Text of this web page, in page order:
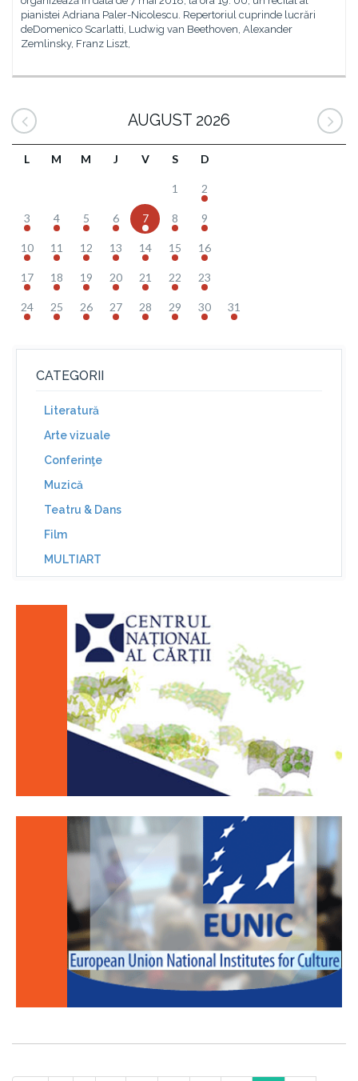
pianistei Adriana Paler-Nicolescu. Repertoriul cuprinde lucrări
deDomenico Scarlatti, Ludwig van Beethoven, Alexander
Zemlinsky, Franz Liszt,
AUGUST 2026
L M M J V S D
1 2
3 4 5 6 7 8 9
10 11 12 13 14 15 16
17 18 19 20 21 22 23
24 25 26 27 28 29 30 31
CATEGORII
Literatură
Arte vizuale
Conferinţe
Muzică
Teatru & Dans
Film
MULTIART